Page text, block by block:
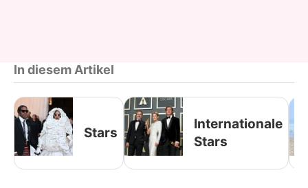
In diesem Artikel
Stars
Internationale
Stars